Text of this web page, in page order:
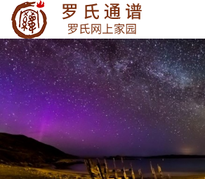
SKIP TO CONTENT